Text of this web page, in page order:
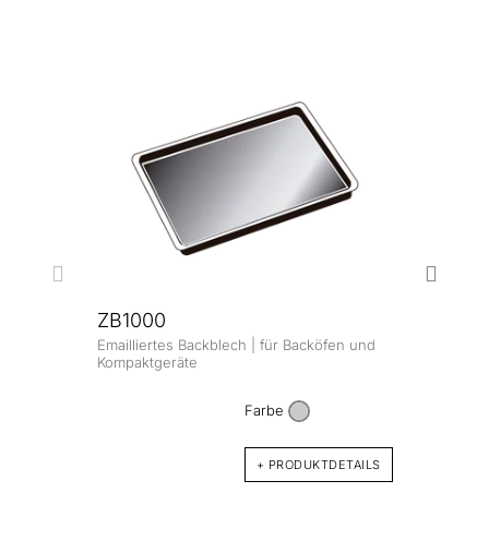
ZB1000
Emailliertes Backblech | für Backöfen und
Kompaktgeräte
Farbe
+ PRODUKTDETAILS